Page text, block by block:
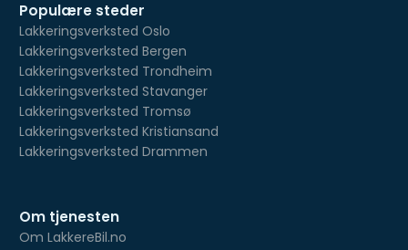
Populære steder
Lakkeringsverksted Oslo
Lakkeringsverksted Bergen
Lakkeringsverksted Trondheim
Lakkeringsverksted Stavanger
Lakkeringsverksted Tromsø
Lakkeringsverksted Kristiansand
Lakkeringsverksted Drammen
Om tjenesten
Om LakkereBil.no